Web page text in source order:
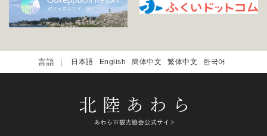
日本語 English 簡体中文 繁体中文 한국어